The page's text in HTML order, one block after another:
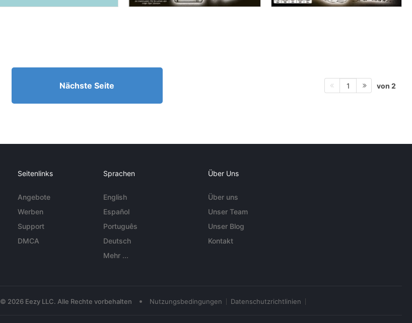
Nächste Seite 1 von 2
Seitenlinks
Angebote
Werben
Support
DMCA
Sprachen
English
Español
Português
Deutsch
Mehr ...
Über Uns
Über uns
Unser Team
Unser Blog
Kontakt
© 2026 Eezy LLC. Alle Rechte vorbehalten • Nutzungsbedingungen Datenschutzrichtlinien